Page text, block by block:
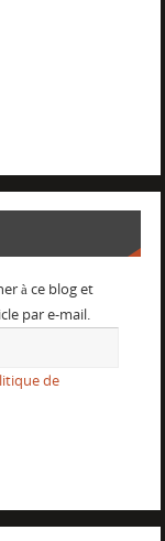
à ce blog et
par e-mail.
de